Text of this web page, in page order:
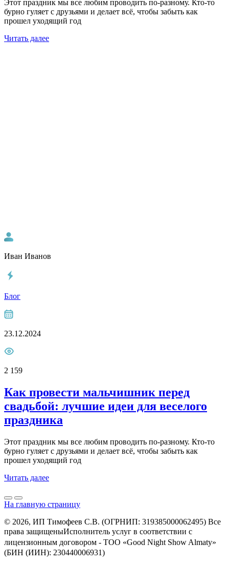
Этот праздник мы все любим проводить по-разному. Кто-то
бурно гуляет с друзьями и делает всё, чтобы забыть как
прошел уходящий год
Читать далее
Иван Иванов
Блог
23.12.2024
2 159
Как провести мальчишник перед
свадьбой: лучшие идеи для веселого
праздника
Этот праздник мы все любим проводить по-разному. Кто-то
бурно гуляет с друзьями и делает всё, чтобы забыть как
прошел уходящий год
Читать далее
На главную страницу
© 2026, ИП Тимофеев С.В. (ОГРНИП: 319385000062495) Все
права защищеныㅤㅤㅤㅤㅤㅤㅤㅤㅤㅤИсполнитель услуг в соответствии с
лицензионным договором - ㅤㅤㅤㅤㅤㅤТОО «Good Night Show Almaty»
(БИН (ИИН): 230440006931)